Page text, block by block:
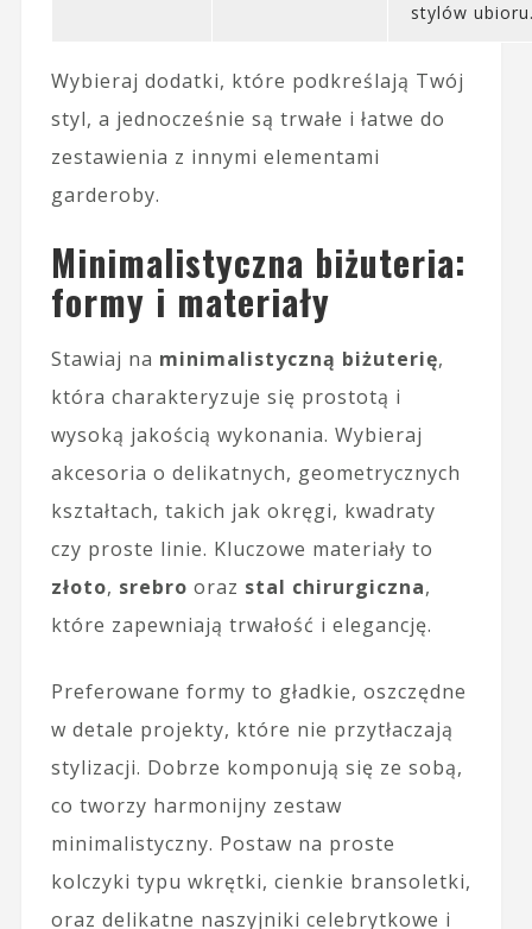
stylów
Wybieraj dodatki, które podkreślają Twój
styl, a jednocześnie są trwałe i łatwe do
zestawienia z innymi elementami
garderoby.
Minimalistyczna biżuteria:
formy i materiały
Stawiaj na minimalistyczną biżuterię,
która charakteryzuje się prostotą i
wysoką jakością wykonania. Wybieraj
akcesoria o delikatnych, geometrycznych
kształtach, takich jak okręgi, kwadraty
czy proste linie. Kluczowe materiały to
złoto, srebro oraz stal chirurgiczna,
które zapewniają trwałość i elegancję.
Preferowane formy to gładkie, oszczędne
w detale projekty, które nie przytłaczają
stylizacji. Dobrze komponują się ze sobą,
co tworzy harmonijny zestaw
minimalistyczny. Postaw na proste
kolczyki typu wkrętki, cienkie bransoletki,
oraz delikatne naszyjniki celebrytkowe i